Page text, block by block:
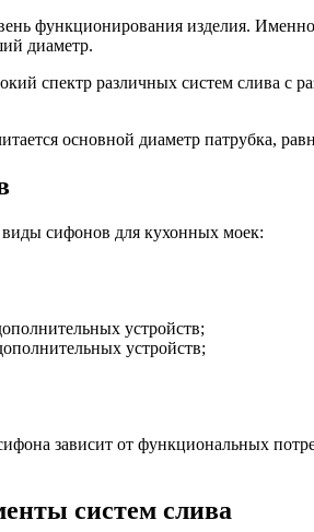
функционирования изделия.
диаметр.
спектр различных систем слива с
основной диаметр патрубка,
сифонов для кухонных моек:
устройств;
устройств;
зависит от функциональных
систем слива